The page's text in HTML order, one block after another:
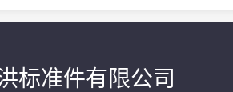
标准件有限公司